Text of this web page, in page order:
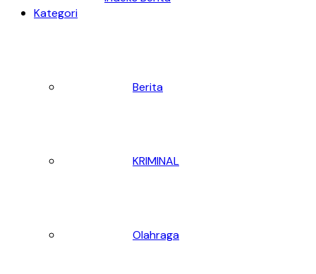
Kategori
Berita
KRIMINAL
Olahraga